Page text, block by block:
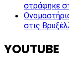
στράφηκε
στις
YOUTUBE